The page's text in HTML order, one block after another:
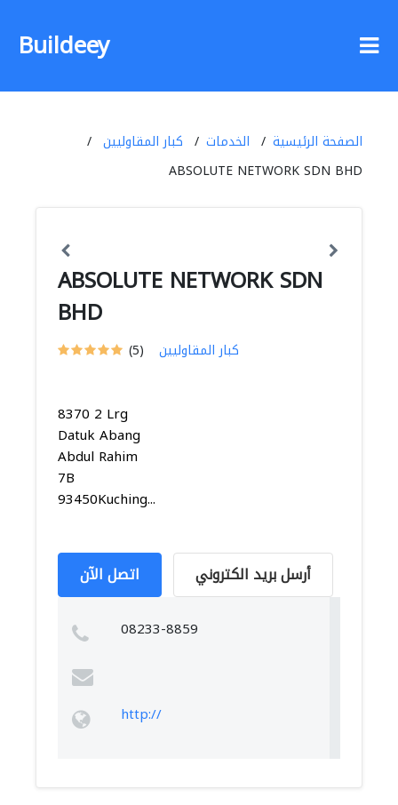
Buildeey
الصفحة الرئيسية الخدمات
كبار المقاوليين
ABSOLUTE NETWORK SDN BHD
ABSOLUTE NETWORK SDN
BHD
(5) كبار المقاوليين
8370 2 Lrg
Datuk Abang
Abdul Rahim
7B
93450Kuching...
اتصل الآن أرسل بريد الكتروني
08233-8859
http://